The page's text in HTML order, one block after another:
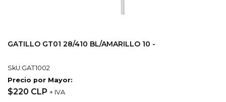
GATILLO GT01 28/410 BL/AMARILLO 10 -
SkU:GAT1002
Precio por Mayor:
$220 CLP + IVA